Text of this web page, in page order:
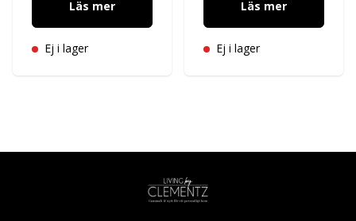
Läs mer
Ej i lager
Läs mer
Ej i lager